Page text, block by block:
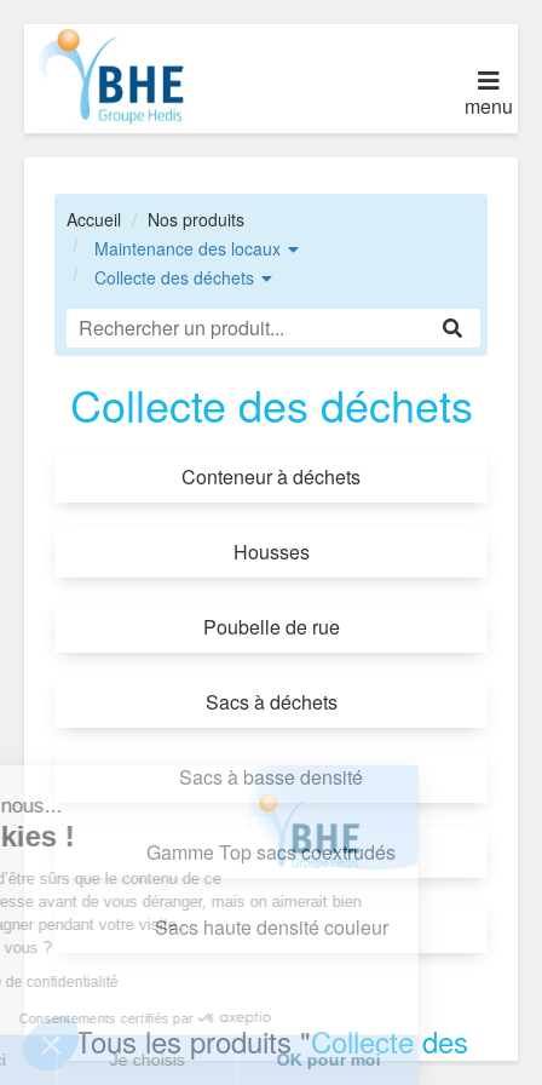
nous...
!
d’être sûrs que le contenu de ce
intéresse avant de vous déranger, mais on aimerait bien
pendant votre visite...
pour vous ?
de confidentialité
Consentements certifiés par
merci Je choisis OK pour moi
menu
Accueil
Nos produits
Maintenance des locaux
Collecte des déchets
Collecte des déchets
Conteneur à déchets
Housses
Poubelle de rue
Sacs à déchets
Sacs à basse densité
Gamme Top sacs coextrudés
Sacs haute densité couleur
Tous les produits "Collecte des
déchets"